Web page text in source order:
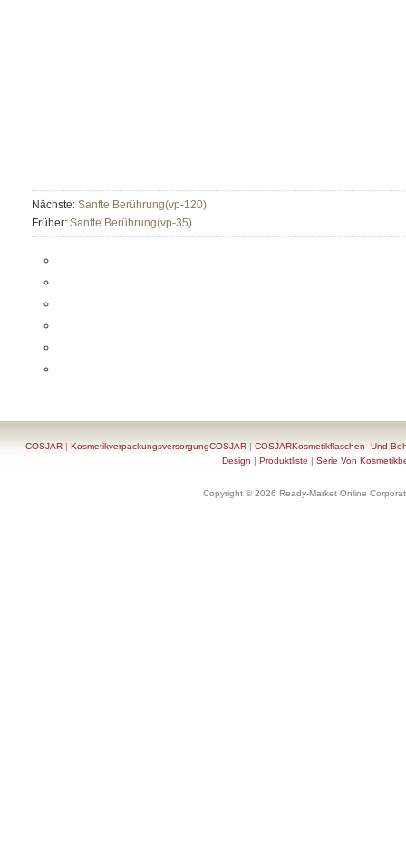
Nächste: Sanfte Berührung(vp-120)
Früher: Sanfte Berührung(vp-35)
COSJAR |KosmetikverpackungsversorgungCOSJAR |COSJARKosmetikflaschen- Und
Design | Produktliste | Serie Von
Copyright © 2026 Ready-Market Online